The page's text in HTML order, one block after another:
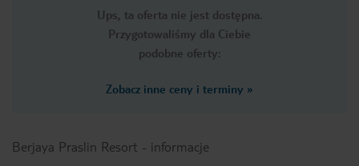
Ups, ta oferta nie jest dostępna.
Przygotowaliśmy dla Ciebie
podobne oferty:
Zobacz inne ceny i terminy »
Berjaya Praslin Resort - informacje